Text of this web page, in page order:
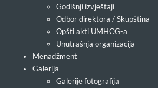
Godišnji izvještaji
Odbor direktora / Skupština
Opšti akti UMHCG-a
Unutrašnja organizacija
Menadžment
Galerija
Galerije fotografija